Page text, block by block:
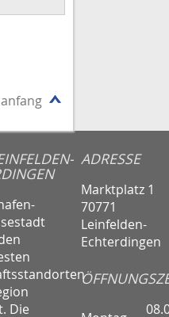
Die
ADRESSE
Marktplatz 1
70771
Leinfelden-
Echterdingen